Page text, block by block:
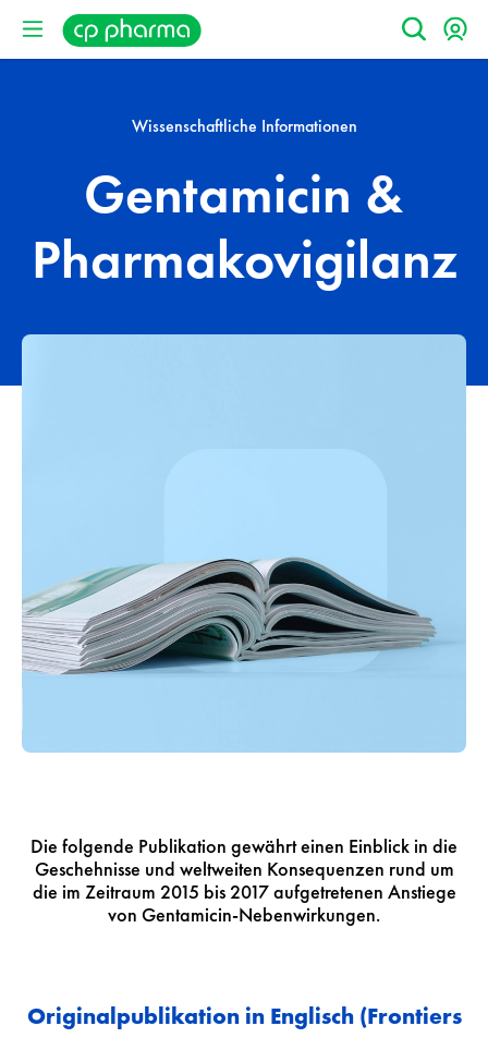
Wissenschaftliche Informationen
Gentamicin &
Pharmakovigilanz
Die folgende Publikation gewährt einen Einblick in die
Geschehnisse und weltweiten Konsequenzen rund um
die im Zeitraum 2015 bis 2017 aufgetretenen Anstiege
von Gentamicin-Nebenwirkungen.
Originalpublikation in Englisch (Frontiers